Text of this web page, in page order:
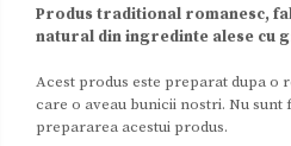
Produs traditional romanesc,
natural din ingredinte alese cu
Acest produs este preparat dupa o
care o aveau bunicii nostri. Nu
prepararea acestui produs.